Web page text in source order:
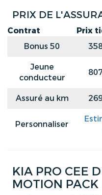
PRIX DE
Contrat Prix
Bonus 50
Jeune
conducteur
Assuré au km
Personnaliser
KIA PRO CEE
MOTION